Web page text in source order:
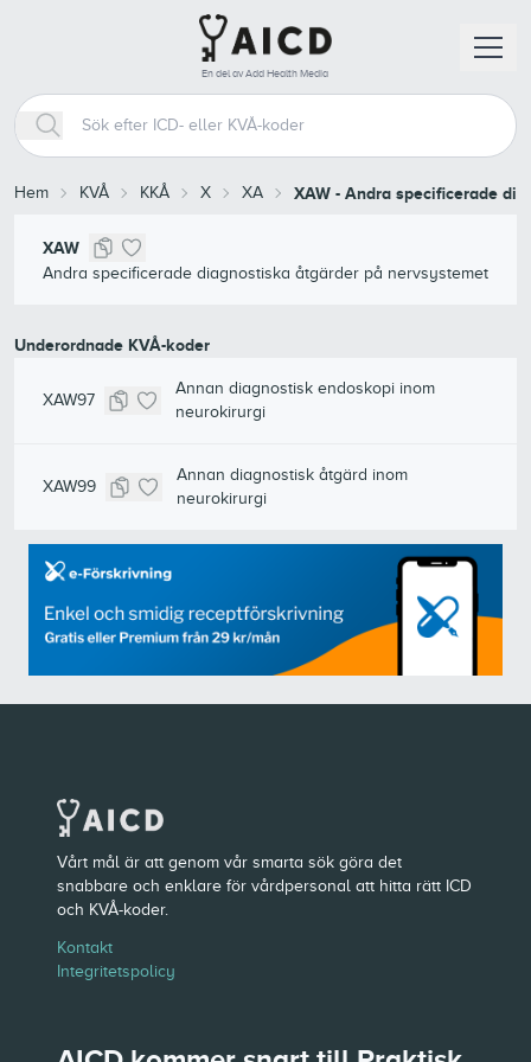
En del av Add Health Media
Hem KVÅ KKÅ X XA XAW - Andra specificerade
XAW
Andra specificerade diagnostiska åtgärder på nervsystemet
Underordnade KVÅ-koder
XAW97
Annan diagnostisk endoskopi inom
neurokirurgi
XAW99
Annan diagnostisk åtgärd inom
neurokirurgi
Vårt mål är att genom vår smarta sök göra det
snabbare och enklare för vårdpersonal att hitta rätt ICD
och KVÅ-koder.
Kontakt
Integritetspolicy